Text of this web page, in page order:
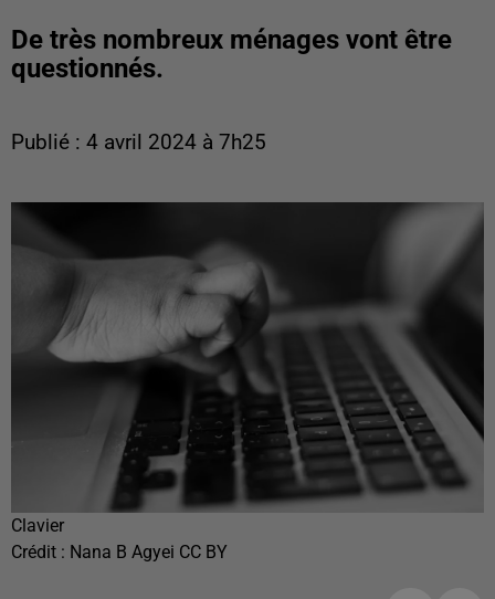
De très nombreux ménages vont être
questionnés.
Publié : 4 avril 2024 à 7h25
Clavier
Crédit : Nana B Agyei CC BY